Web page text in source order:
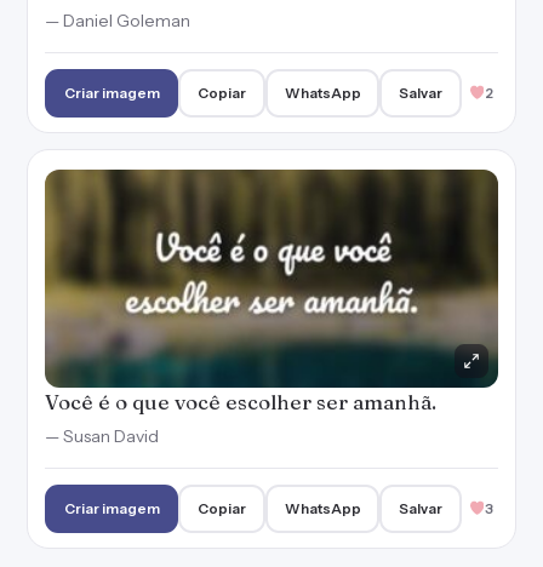
— Daniel Goleman
Criar imagem Copiar WhatsApp Salvar 2
Você é o que você escolher ser amanhã.
— Susan David
Criar imagem Copiar WhatsApp Salvar 3